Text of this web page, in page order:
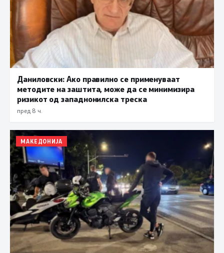
Даниловски: Ако правилно се применуваат
методите на заштита, може да се минимизира
ризикот од западнонилска треска
пред 8 ч.
МАКЕДОНИЈА